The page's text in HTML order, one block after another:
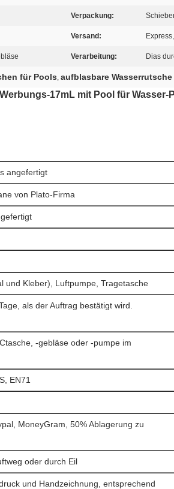
Verpackung:
Versand:
Verarbeitung: Dias
für Pools, aufblasbare Wasserrutsche
17mL mit Pool für Wasser-
angefertigt
von Plato-Firma
und Kleber), Luftpumpe, Tragetasche
als der Auftrag bestätigt wird.
-gebläse oder -pumpe im
EN71
MoneyGram, 50% Ablagerung zu
oder durch Eil
und Handzeichnung, entsprechend